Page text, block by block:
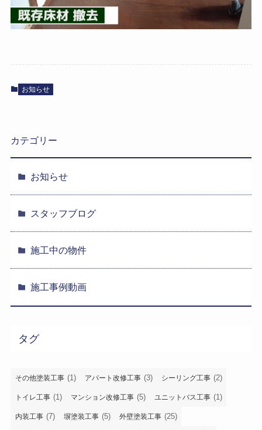
お知らせ
カテゴリー
お知らせ
スタッフブログ
施工中の物件
施工事例動画
タグ
その他塗装工事 (1) アパート改修工事 (3) シーリング工事 (2)
トイレ工事 (1) マンション改修工事 (5) ユニットバス工事 (1)
内装工事 (7) 塀塗装工事 (5) 外壁塗装工事 (25)